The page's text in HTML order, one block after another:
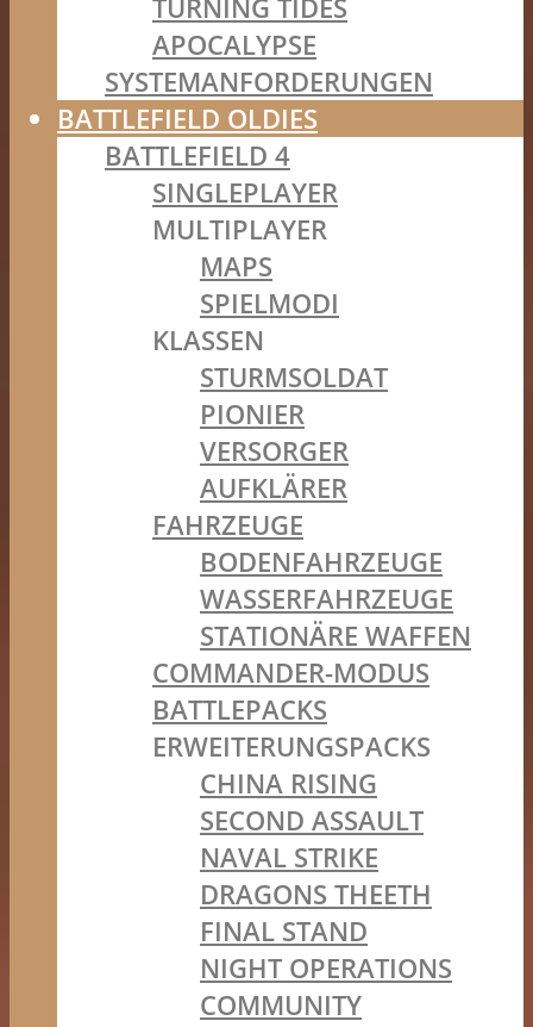
TURNING TIDES
APOCALYPSE
SYSTEMANFORDERUNGEN
BATTLEFIELD OLDIES
BATTLEFIELD 4
SINGLEPLAYER
MULTIPLAYER
MAPS
SPIELMODI
KLASSEN
STURMSOLDAT
PIONIER
VERSORGER
AUFKLÄRER
FAHRZEUGE
BODENFAHRZEUGE
WASSERFAHRZEUGE
STATIONÄRE WAFFEN
COMMANDER-MODUS
BATTLEPACKS
ERWEITERUNGSPACKS
CHINA RISING
SECOND ASSAULT
NAVAL STRIKE
DRAGONS THEETH
FINAL STAND
NIGHT OPERATIONS
COMMUNITY